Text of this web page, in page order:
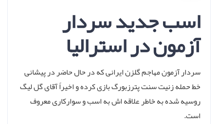
اسب جدید سردار
آزمون در استرالیا
سردار آزمون مهاجم گلزن ایرانی که در حال حاضر در پیشانی
خط حمله زنیت سنت پترزبورگ بازی کرده و اخیراً آقای گل لیگ
روسیه شده به خاطر علاقه اش به اسب و سوارکاری معروف
است.